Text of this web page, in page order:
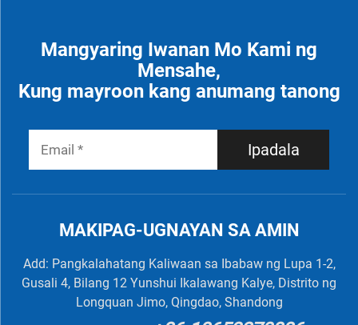
Mangyaring Iwanan Mo Kami ng
Mensahe,
Kung mayroon kang anumang tanong
Ipadala
MAKIPAG-UGNAYAN SA AMIN
Add: Pangkalahatang Kaliwaan sa Ibabaw ng Lupa 1-2,
Gusali 4, Bilang 12 Yunshui Ikalawang Kalye, Distrito ng
Longquan Jimo, Qingdao, Shandong